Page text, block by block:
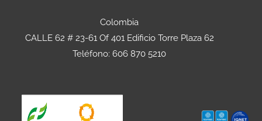
Colombia
CALLE 62 # 23-61 Of 401 Edificio Torre Plaza 62
Teléfono: 606 870 5210